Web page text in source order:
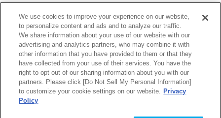
グループ会社
個人情報保護方針
業務運営規定
TwitterFacebook
RSS
We use cookies to improve your experience on our website,
to personalize content and ads and to analyze our traffic.
We share information about your use of our website with our
advertising and analytics partners, who may combine it with
other information that you have provided to them or that they
have collected from your use of their services. You have the
right to opt out of our sharing information about you with our
partners. Please click [Do Not Sell My Personal Information]
to customize your cookie settings on our website. Privacy
Policy